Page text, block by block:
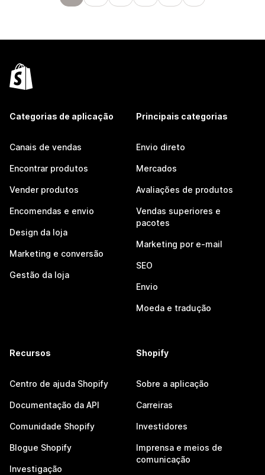
Categorias de aplicação
Canais de vendas
Encontrar produtos
Vender produtos
Encomendas e envio
Design da loja
Marketing e conversão
Gestão da loja
Principais categorias
Envio direto
Mercados
Avaliações de produtos
Vendas superiores e
pacotes
Marketing por e-mail
SEO
Envio
Moeda e tradução
Recursos
Centro de ajuda Shopify
Documentação da API
Comunidade Shopify
Blogue Shopify
Investigação
Shopify
Sobre a aplicação
Carreiras
Investidores
Imprensa e meios de
comunicação